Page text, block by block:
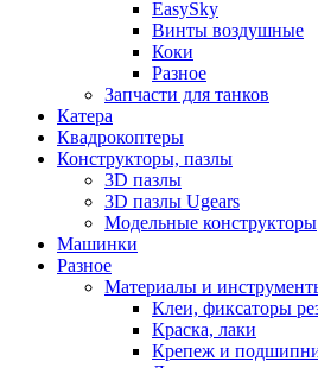
EasySky
Винты воздушные
Коки
Разное
Запчасти для танков
Катера
Квадрокоптеры
Конструкторы, пазлы
3D пазлы
3D пазлы Ugears
Модельные конструкторы
Машинки
Разное
Материалы и
Клеи, фиксаторы
Краска, лаки
Крепеж и